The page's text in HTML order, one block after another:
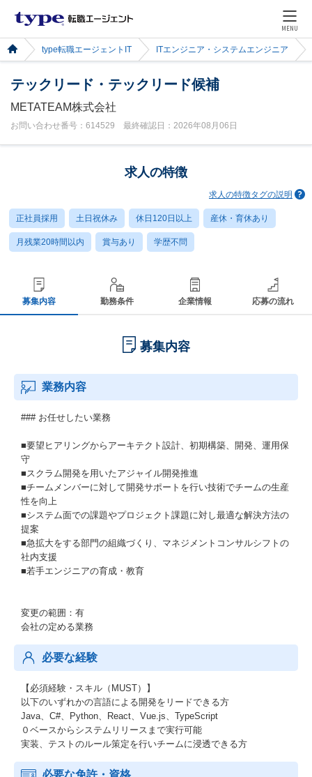
MENU
type転職エージェントIT ITエンジニア・システムエンジニア
テックリード・テックリード候補
METATEAM株式会社
お問い合わせ番号：614529 最終確認日：2026年08月06日
求人の特徴
求人の特徴タグの説明
正社員採用 土日祝休み 休日120日以上 産休・育休あり
月残業20時間以内 賞与あり 学歴不問
募集内容 勤務条件 企業情報 応募の流れ
募集内容
業務内容
### お任せしたい業務
■要望ヒアリングからアーキテクト設計、初期構築、開発、運用保
守
■スクラム開発を用いたアジャイル開発推進
■チームメンバーに対して開発サポートを行い技術でチームの生産
性を向上
■システム面での課題やプロジェクト課題に対し最適な解決方法の
提案
■急拡大をする部門の組織づくり、マネジメントコンサルシフトの
社内支援
■若手エンジニアの育成・教育
変更の範囲：有
会社の定める業務
必要な経験
【必須経験・スキル（MUST）】
以下のいずれかの言語による開発をリードできる方
Java、C#、Python、React、Vue.js、TypeScript
０ベースからシステムリリースまで実行可能
実装、テストのルール策定を行いチームに浸透できる方
必要な免許・資格